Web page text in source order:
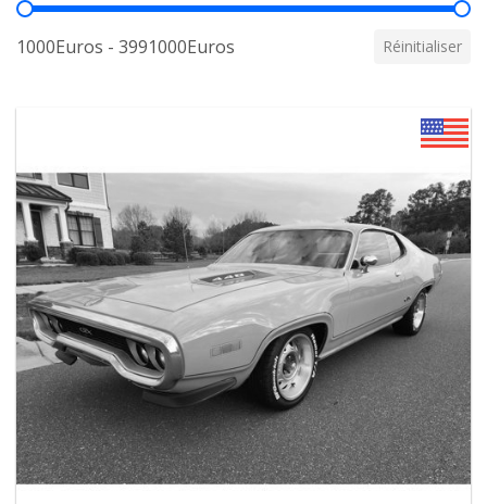
Prix
1000Euros - 3991000Euros Réinitialiser